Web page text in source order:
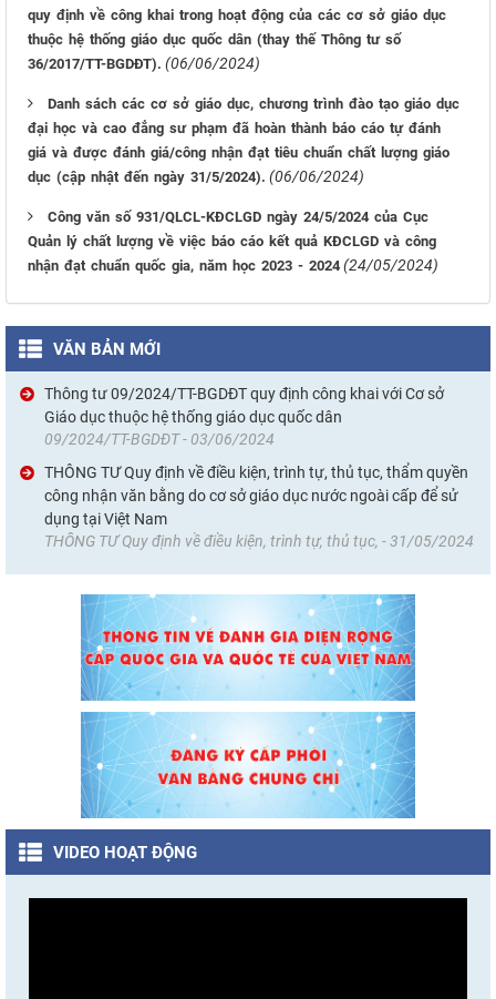
quy định về công khai trong hoạt động của các cơ sở giáo dục
thuộc hệ thống giáo dục quốc dân (thay thế Thông tư số
36/2017/TT-BGDĐT). (06/06/2024)
Danh sách các cơ sở giáo dục, chương trình đào tạo giáo dục
đại học và cao đẳng sư phạm đã hoàn thành báo cáo tự đánh
giá và được đánh giá/công nhận đạt tiêu chuẩn chất lượng giáo
dục (cập nhật đến ngày 31/5/2024). (06/06/2024)
Công văn số 931/QLCL-KĐCLGD ngày 24/5/2024 của Cục
Quản lý chất lượng về việc báo cáo kết quả KĐCLGD và công
nhận đạt chuẩn quốc gia, năm học 2023 - 2024 (24/05/2024)
VĂN BẢN MỚI
Thông tư 09/2024/TT-BGDĐT quy định công khai với Cơ sở
Giáo dục thuộc hệ thống giáo dục quốc dân
09/2024/TT-BGDĐT - 03/06/2024
THÔNG TƯ Quy định về điều kiện, trình tự, thủ tục, thẩm quyền
công nhận văn bằng do cơ sở giáo dục nước ngoài cấp để sử
dụng tại Việt Nam
THÔNG TƯ Quy định về điều kiện, trình tự, thủ tục, - 31/05/2024
VIDEO HOẠT ĐỘNG